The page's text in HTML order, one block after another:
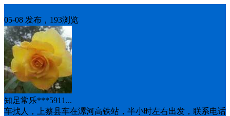
05-08 发布，193浏览
知足常乐***5911...
车找人，上蔡县车在漯河高铁站，半小时左右出发，联系电话